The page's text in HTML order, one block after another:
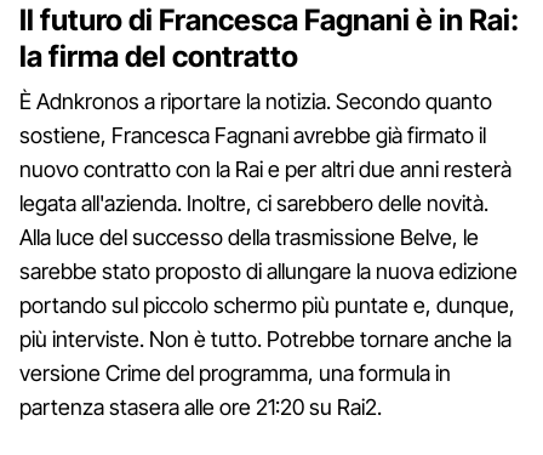
Il futuro di Francesca Fagnani è in Rai:
la firma del contratto
È Adnkronos a riportare la notizia. Secondo quanto
sostiene, Francesca Fagnani avrebbe già firmato il
nuovo contratto con la Rai e per altri due anni resterà
legata all'azienda. Inoltre, ci sarebbero delle novità.
Alla luce del successo della trasmissione Belve, le
sarebbe stato proposto di allungare la nuova edizione
portando sul piccolo schermo più puntate e, dunque,
più interviste. Non è tutto. Potrebbe tornare anche la
versione Crime del programma, una formula in
partenza stasera alle ore 21:20 su Rai2.